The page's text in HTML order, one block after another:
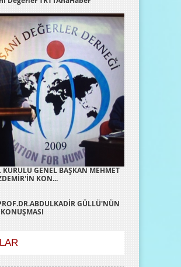
GENEL BAŞKAN MEHMET
KON...
GÜLLÜ'NÜN
KONUŞMASI